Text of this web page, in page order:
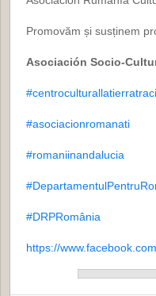
Promovăm și susținem
Asociación Socio-
#asociacionromanati
#romaniinandalucia
#DRPRomânia
https://